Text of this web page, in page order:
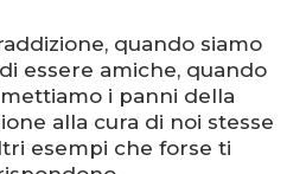
quando siamo
essere amiche, quando
i panni della
alla cura di noi stesse
esempi che forse ti